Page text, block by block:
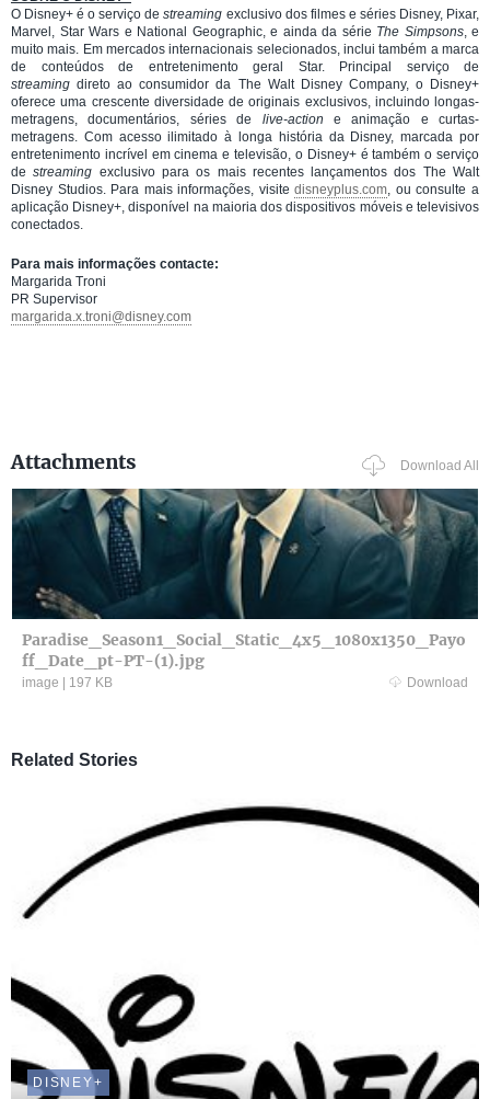
O Disney+ é o serviço destreaming exclusivo dos filmes e séries Disney, Pixar,
Marvel, Star Wars e National Geographic, e ainda da série The Simpsons, e
muito mais. Em mercados internacionais selecionados, inclui também a marca
de conteúdos de entretenimento geral Star. Principal serviço de
streamingdireto ao consumidor da The Walt Disney Company, o Disney+
oferece uma crescente diversidade de originais exclusivos, incluindo longas-
metragens, documentários, séries de live-action e animação e curtas-
metragens. Com acesso ilimitado à longa história da Disney, marcada por
entretenimento incrível em cinema e televisão, o Disney+ é também o serviço
destreaming exclusivo para os mais recentes lançamentos dos The Walt
Disney Studios. Para mais informações, visitedisneyplus.com , ou consulte a
aplicação Disney+, disponível na maioria dos dispositivos móveis e televisivos
conectados.
Para mais informações contacte:
Margarida Troni
PR Supervisor
margarida.x.troni@disney.com
Attachments Download All
Paradise_Season1_Social_Static_4x5_1080x1350_Payo
ff_Date_pt-PT-(1).jpg
image | 197 KB Download
Related Stories
DISNEY+